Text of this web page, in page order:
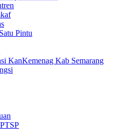
Pintu
KanKemenag Kab Semarang